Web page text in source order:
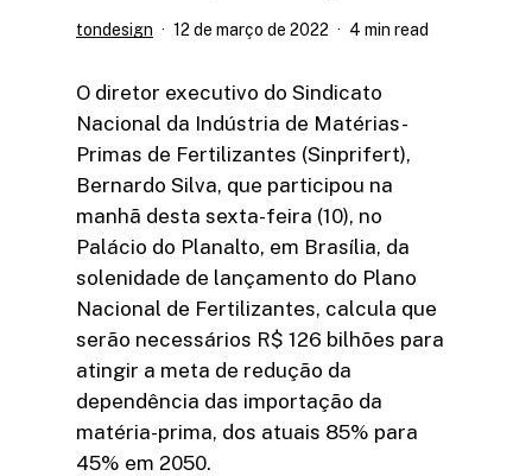
tondesign 12 de março de 2022 4 min read
O diretor executivo do Sindicato
Nacional da Indústria de Matérias-
Primas de Fertilizantes (Sinprifert),
Bernardo Silva, que participou na
manhã desta sexta-feira (10), no
Palácio do Planalto, em Brasília, da
solenidade de lançamento do Plano
Nacional de Fertilizantes, calcula que
serão necessários R$ 126 bilhões para
atingir a meta de redução da
dependência das importação da
matéria-prima, dos atuais 85% para
45% em 2050.